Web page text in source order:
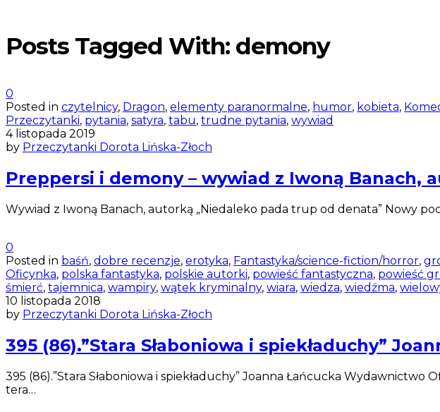
Posts Tagged With: demony
0
Posted in czytelnicy, Dragon, elementy paranormalne, humor, kobieta,
Przeczytanki, pytania, satyra, tabu, trudne pytania, wywiad
4 listopada 2019
by Przeczytanki Dorota Lińska-Złoch
Preppersi i demony – wywiad z Iwoną Banach,
Wywiad z Iwoną Banach, autorką „Niedaleko pada trup od denata” Nowy
0
Posted in baśń, dobre recenzje, erotyka, Fantastyka/science-fiction/horror,
Oficynka, polska fantastyka, polskie autorki, powieść fantastyczna, powieść
śmierć, tajemnica, wampiry, wątek kryminalny, wiara, wiedza, wiedźma,
10 listopada 2018
by Przeczytanki Dorota Lińska-Złoch
395 (86).”Stara Słaboniowa i spiekładuchy”
395 (86).”Stara Słaboniowa i spiekładuchy” Joanna Łańcucka
tera…